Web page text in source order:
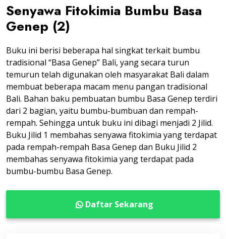
Senyawa Fitokimia Bumbu Basa
Genep (2)
Buku ini berisi beberapa hal singkat terkait bumbu
tradisional “Basa Genep” Bali, yang secara turun
temurun telah digunakan oleh masyarakat Bali dalam
membuat beberapa macam menu pangan tradisional
Bali. Bahan baku pembuatan bumbu Basa Genep terdiri
dari 2 bagian, yaitu bumbu-bumbuan dan rempah-
rempah. Sehingga untuk buku ini dibagi menjadi 2 Jilid.
Buku Jilid 1 membahas senyawa fitokimia yang terdapat
pada rempah-rempah Basa Genep dan Buku Jilid 2
membahas senyawa fitokimia yang terdapat pada
bumbu-bumbu Basa Genep.
Daftar Sekarang